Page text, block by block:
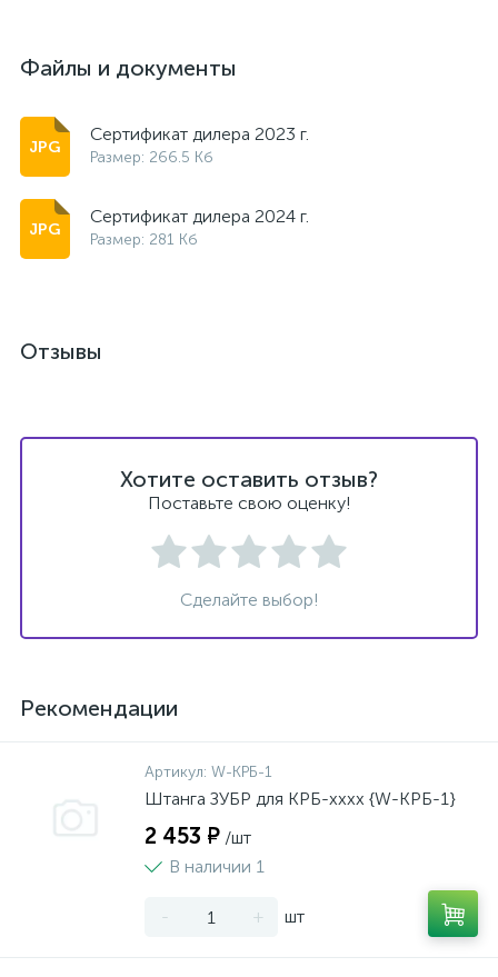
Файлы и документы
Сертификат дилера 2023 г.
Размер: 266.5 Кб
Сертификат дилера 2024 г.
Размер: 281 Кб
Отзывы
Хотите оставить отзыв?
Поставьте свою оценку!
Сделайте выбор!
Рекомендации
Артикул: W-КРБ-1
Штанга ЗУБР для КРБ-хххх {W-КРБ-1}
2 453 ₽ /шт
В наличии 1
- + шт